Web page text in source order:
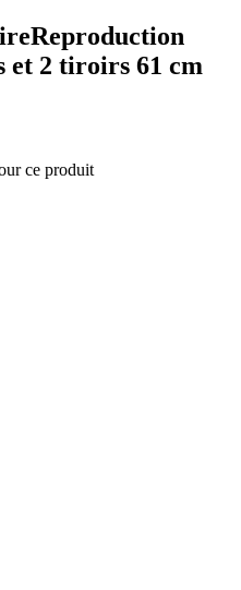
et 2 tiroirs 61 cm
ce produit